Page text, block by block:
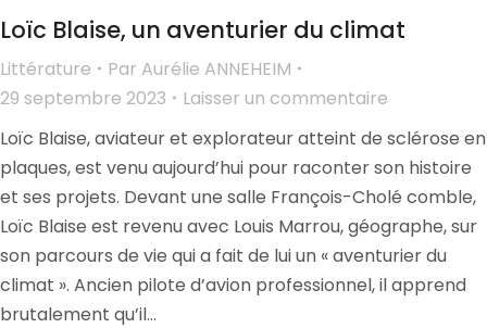
Loïc Blaise, un aventurier du climat
Littérature Par Aurélie ANNEHEIM
29 septembre 2023
Laisser un commentaire
Loïc Blaise, aviateur et explorateur atteint de sclérose en
plaques, est venu aujourd’hui pour raconter son histoire
et ses projets. Devant une salle François-Cholé comble,
Loïc Blaise est revenu avec Louis Marrou, géographe, sur
son parcours de vie qui a fait de lui un « aventurier du
climat ». Ancien pilote d’avion professionnel, il apprend
brutalement qu’il…